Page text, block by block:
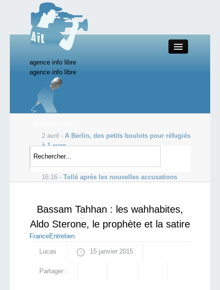
agence info libre
Close
Productions AIL
Actualité
Starting Doc
agence info libre
2 avril - A Berlin, des petits boulots pour réfugiés
à 1 euro
18:44 -EDF vise de nouvelles centrales
nucléaires en France vers 2030
16:16 - Tollé après les nouvelles accusations
Bassam Tahhan : les wahhabites,
Aldo Sterone, le prophète et la satire
FranceEntretien
Lucas 15 janvier 2015
Partager :